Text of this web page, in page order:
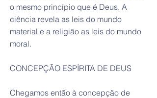
o mesmo princípio que é Deus. A
ciência revela as leis do mundo
material e a religião as leis do mundo
moral.
CONCEPÇÃO ESPÍRITA DE DEUS
Chegamos então à concepção de